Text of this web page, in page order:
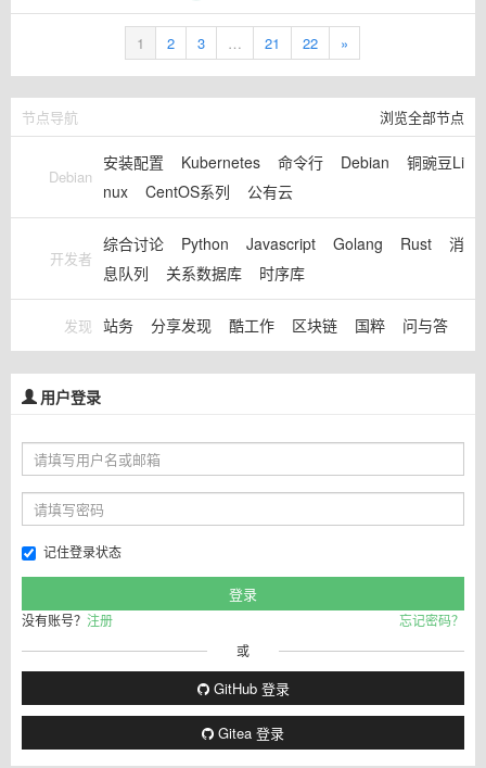
1 2 3 … 21 22 »
浏览全部节点
节点导航
Debian
安装配置 Kubernetes 命令行 Debian
铜豌豆Li
nux
CentOS系列 公有云
开发者
综合讨论 Python Javascript Golang Rust
消
息队列
关系数据库 时序库
发现 站务 分享发现 酷工作 区块链 国粹 问与答
用户登录
记住登录状态
没有账号？ 注册
忘记密码？
或
GitHub 登录
Gitea 登录